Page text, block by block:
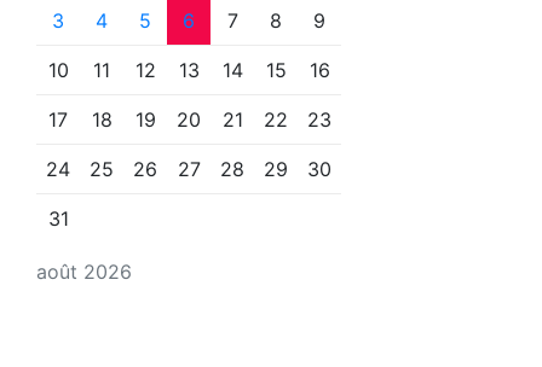
août 2026
3 4 5 6 7 8 9
10 11 12 13 14 15 16
17 18 19 20 21 22 23
24 25 26 27 28 29 30
31